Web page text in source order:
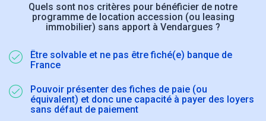
Quels sont nos critères pour bénéficier de notre
programme de location accession (ou leasing
immobilier) sans apport à Vendargues ?
Être solvable et ne pas être fiché(e) banque de
France
Pouvoir présenter des fiches de paie (ou
équivalent) et donc une capacité à payer des loyers
sans défaut de paiement